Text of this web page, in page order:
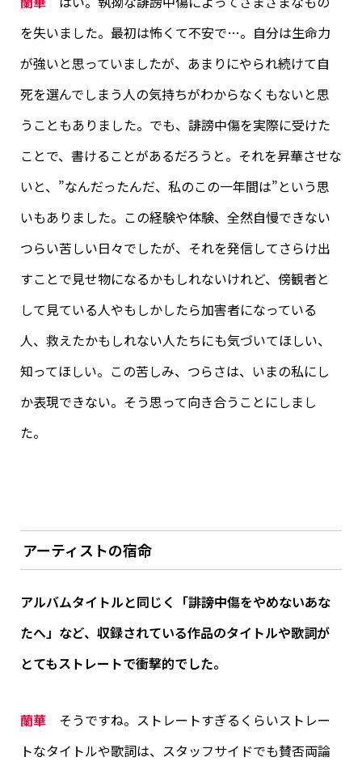
を失いました。最初は怖くて不安で…。自分は生命力
が強いと思っていましたが、あまりにやられ続けて自
死を選んでしまう人の気持ちがわからなくもないと思
うこともありました。でも、誹謗中傷を実際に受けた
ことで、書けることがあるだろうと。それを昇華させな
いと、”なんだったんだ、私のこの一年間は”という思
いもありました。この経験や体験、全然自慢できない
つらい苦しい日々でしたが、それを発信してさらけ出
すことで見せ物になるかもしれないけれど、傍観者と
して見ている人やもしかしたら加害者になっている
人、救えたかもしれない人たちにも気づいてほしい、
知ってほしい。この苦しみ、つらさは、いまの私にし
か表現できない。そう思って向き合うことにしまし
た。
アーティストの宿命
アルバムタイトルと同じく「誹謗中傷をやめないあな
たへ」など、収録されている作品のタイトルや歌詞が
とてもストレートで衝撃的でした。
蘭華そうですね。ストレートすぎるくらいストレー
トなタイトルや歌詞は、スタッフサイドでも賛否両論